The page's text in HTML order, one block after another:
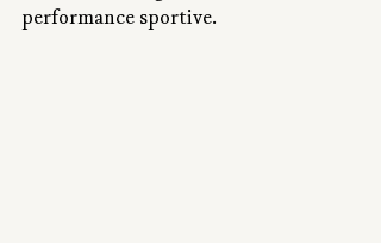
performance sportive.